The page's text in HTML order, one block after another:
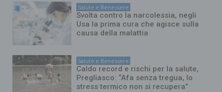
Salute e Benessere
Svolta contro la narcolessia, negli
Usa la prima cura che agisce sulla
causa della malattia
Salute e Benessere
Caldo record e rischi per la salute,
Pregliasco: “Afa senza tregua, lo
stress termico non si recupera”